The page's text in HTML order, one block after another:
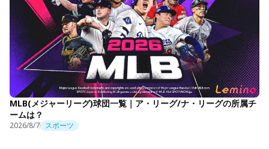
MLB(メジャーリーグ)球団一覧｜ア・リーグ/ナ・リーグの所属チ
ームは？
2026/8/7 スポーツ